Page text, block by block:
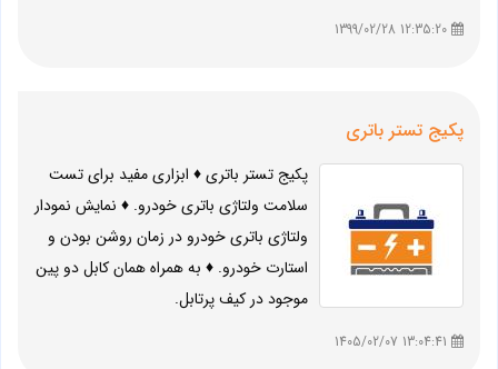
پکیج تستر باتری
پکیج تستر باتری ♦ ابزاری مفید برای تست
سلامت ولتاژی باتری خودرو. ♦ نمایش نمودار
ولتاژی باتری خودرو در زمان روشن بودن و
استارت خودرو. ♦ به همراه همان کابل دو پین
موجود در کیف پرتابل.